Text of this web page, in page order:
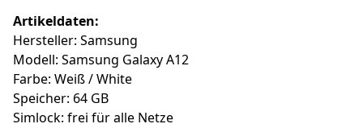
Artikeldaten:
Hersteller: Samsung
Modell: Samsung Galaxy A12
Farbe: Weiß / White
Speicher: 64 GB
Simlock: frei für alle Netze